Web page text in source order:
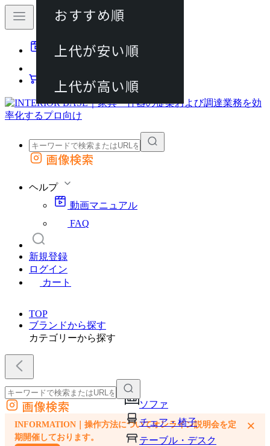
動画マニュアル
カート
外部サイトの商品をカートに追加
画像検索
ヘルプ
動画マニュアル
FAQ
新規登録
ログイン
カート
TOP
ブランドから探す
カテゴリーから探す
ソファ
チェア・椅子
テーブル・デスク
外部サイトの商品をカートに追加
他のサイトで見つけた商品ページのURLを貼り付けて、カートに追加できます
画像検索
INFORMATION｜操作方法についてオンライン説明会を定
期開催しております。
×
おすすめ順
上代が安い順
上代が高い順